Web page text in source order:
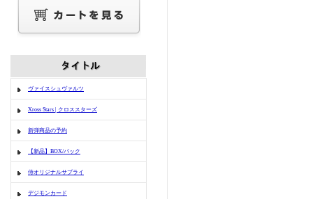
ヴァイスシュヴァルツ
Xross Stars | クロススターズ
新弾商品の予約
【新品】BOX/パック
侍オリジナルサプライ
デジモンカード